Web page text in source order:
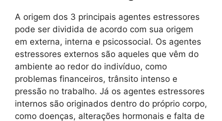
A origem dos 3 principais agentes estressores
pode ser dividida de acordo com sua origem
em externa, interna e psicossocial. Os agentes
estressores externos são aqueles que vêm do
ambiente ao redor do indivíduo, como
problemas financeiros, trânsito intenso e
pressão no trabalho. Já os agentes estressores
internos são originados dentro do próprio corpo,
como doenças, alterações hormonais e falta de